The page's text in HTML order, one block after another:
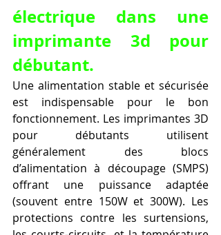
électrique dans une
imprimante 3d pour
débutant.
Une alimentation stable et sécurisée
est indispensable pour le bon
fonctionnement. Les imprimantes 3D
pour débutants utilisent
généralement des blocs
d’alimentation à découpage (SMPS)
offrant une puissance adaptée
(souvent entre 150W et 300W). Les
protections contre les surtensions,